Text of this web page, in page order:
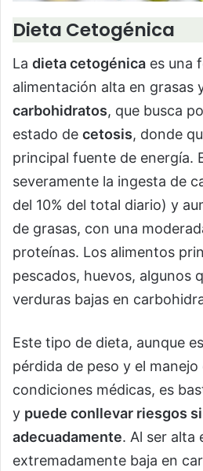
Dieta Cetogénica
La dieta cetogénica es una
alimentación alta en grasas
carbohidratos, que busca
estado de cetosis, donde
principal fuente de energía.
severamente la ingesta de
del 10% del total diario) y
de grasas, con una
proteínas. Los alimentos
pescados, huevos, algunos
verduras bajas en
Este tipo de dieta, aunque
pérdida de peso y el
condiciones médicas, es
y puede conllevar riesgos
adecuadamente. Al ser alta
extremadamente baja en